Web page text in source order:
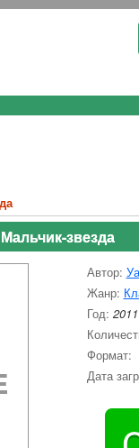
Мальчик-звезда
Автор:
Жанр:
Год: 2011
Формат:
Дата